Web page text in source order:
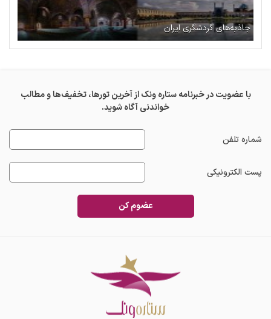
جاذبه‌های گردشگری ایران
با عضویت در خبرنامه ستاره ونک از آخرین تورها، تخفیف‌ها و مطالب
خواندنی آگاه شوید.
شماره تلفن
پست الکترونیکی
عضوم کن